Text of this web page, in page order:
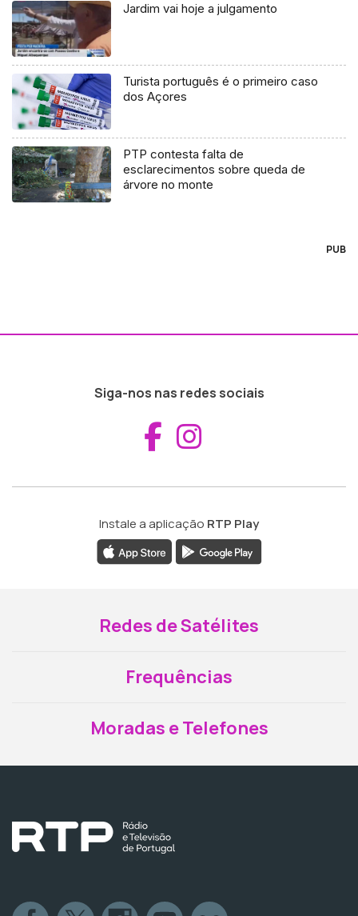
Jardim vai hoje a julgamento
Turista português é o primeiro caso
dos Açores
PTP contesta falta de
esclarecimentos sobre queda de
árvore no monte
PUB
Siga-nos nas redes sociais
Aceder ao
Instale a aplicação RTP Play
Redes de Satélites
Frequências
Moradas e Telefones